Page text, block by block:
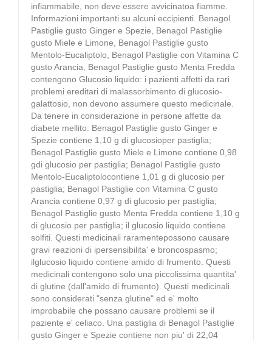
infiammabile, non deve essere avvicinatoa fiamme.
Informazioni importanti su alcuni eccipienti. Benagol
Pastiglie gusto Ginger e Spezie, Benagol Pastiglie
gusto Miele e Limone, Benagol Pastiglie gusto
Mentolo-Eucaliptolo, Benagol Pastiglie con Vitamina C
gusto Arancia, Benagol Pastiglie gusto Menta Fredda
contengono Glucosio liquido: i pazienti affetti da rari
problemi ereditari di malassorbimento di glucosio-
galattosio, non devono assumere questo medicinale.
Da tenere in considerazione in persone affette da
diabete mellito: Benagol Pastiglie gusto Ginger e
Spezie contiene 1,10 g di glucosioper pastiglia;
Benagol Pastiglie gusto Miele e Limone contiene 0,98
gdi glucosio per pastiglia; Benagol Pastiglie gusto
Mentolo-Eucaliptolocontiene 1,01 g di glucosio per
pastiglia; Benagol Pastiglie con Vitamina C gusto
Arancia contiene 0,97 g di glucosio per pastiglia;
Benagol Pastiglie gusto Menta Fredda contiene 1,10 g
di glucosio per pastiglia; il glucosio liquido contiene
solfiti. Questi medicinali raramentepossono causare
gravi reazioni di ipersensibilita' e broncospasmo;
ilglucosio liquido contiene amido di frumento. Questi
medicinali contengono solo una piccolissima quantita'
di glutine (dall'amido di frumento). Questi medicinali
sono considerati "senza glutine" ed e' molto
improbabile che possano causare problemi se il
paziente e' celiaco. Una pastiglia di Benagol Pastiglie
gusto Ginger e Spezie contiene non piu' di 22,04